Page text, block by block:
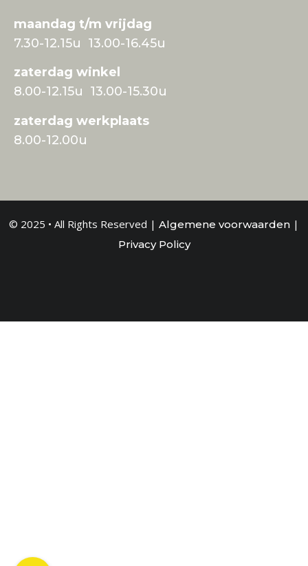
maandag t/m vrijdag
7.30-12.15u 13.00-16.45u
zaterdag winkel
8.00-12.15u 13.00-15.30u
zaterdag werkplaats
8.00-12.00u
© 2025 • All Rights Reserved | Algemene voorwaarden |
Privacy Policy